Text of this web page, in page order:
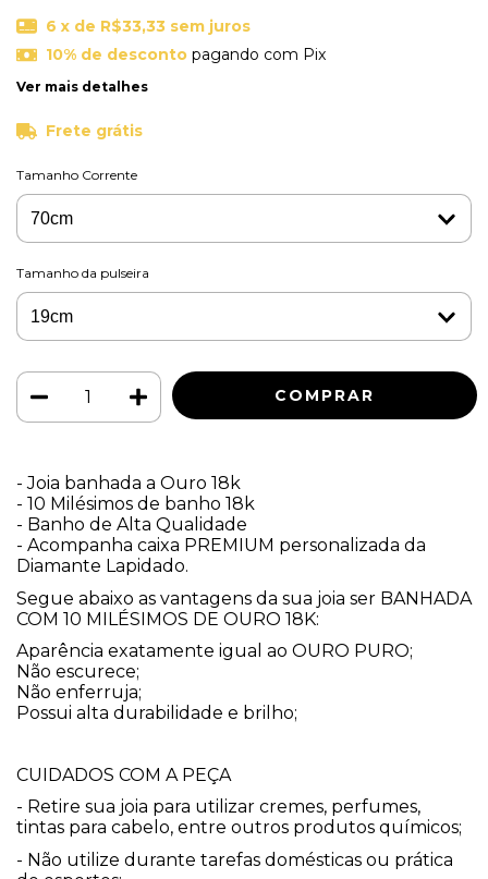
6 x de R$33,33 sem juros
10% de descontopagando com Pix
Ver mais detalhes
Frete grátis
Tamanho Corrente
Tamanho da pulseira
- Joia banhada a Ouro 18k
- 10 Milésimos de banho 18k
- Banho de Alta Qualidade
- Acompanha caixa PREMIUM personalizada da
Diamante Lapidado.
Segue abaixo as vantagens da sua joia ser BANHADA
COM 10 MILÉSIMOS DE OURO 18K:
Aparência exatamente igual ao OURO PURO;
Não escurece;
Não enferruja;
Possui alta durabilidade e brilho;
CUIDADOS COM A PEÇA
- Retire sua joia para utilizar cremes, perfumes,
tintas para cabelo, entre outros produtos químicos;
- Não utilize durante tarefas domésticas ou prática